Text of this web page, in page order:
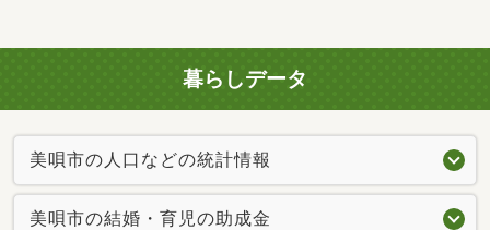
暮らしデータ
美唄市の人口などの統計情報
美唄市の結婚・育児の助成金